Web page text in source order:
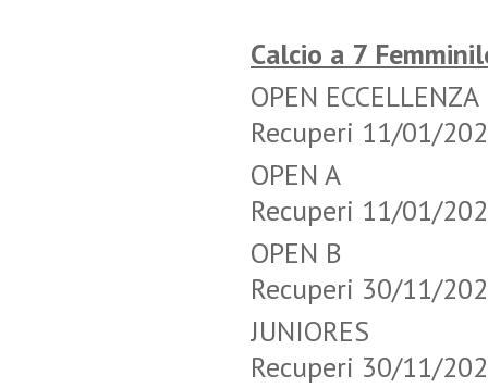
Calcio a 7
OPEN
Recuperi 11/01/
OPEN A
Recuperi 11/01/
OPEN B
Recuperi 30/11/
Recuperi 30/11/